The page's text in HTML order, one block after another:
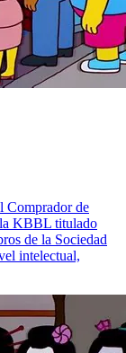
Comprador de
la KBBL titulado
de la Sociedad
intelectual,